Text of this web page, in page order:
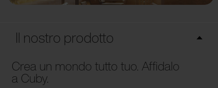
Il nostro prodotto
Crea un mondo tutto tuo. Affidalo
a Cuby.